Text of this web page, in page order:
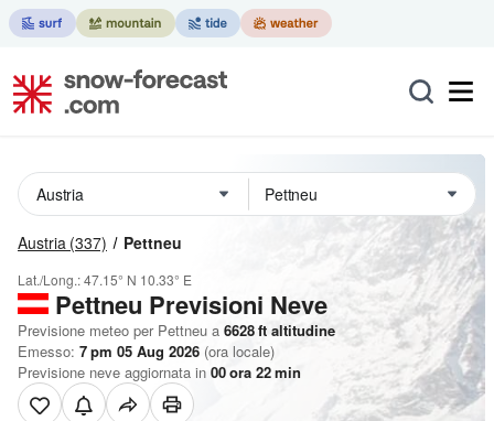
Austria (337) Pettneu
Lat./Long.:47.15° N 10.33° E
Pettneu Previsioni Neve
Previsione meteo per Pettneu a 6628ft altitudine
Emesso: 7 pm 05 Aug 2026 (ora locale)
Previsione neve aggiornata in 00ora 22min